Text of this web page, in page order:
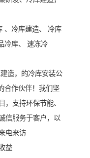
、冷库建造、 冷库
冷库、 速冻冷
造，的冷库安装公
合作伙伴！我们坚
，支持环保节能、
信服务于客户，以
电来访
益